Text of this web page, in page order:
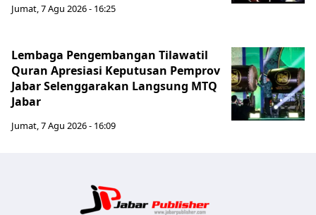
Jumat, 7 Agu 2026 - 16:25
Lembaga Pengembangan Tilawatil
Quran Apresiasi Keputusan Pemprov
Jabar Selenggarakan Langsung MTQ
Jabar
Jumat, 7 Agu 2026 - 16:09